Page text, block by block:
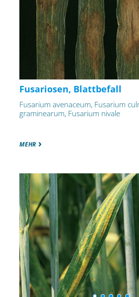
Fusariosen, Blattbefall
Fusarium avenaceum, Fusarium
graminearum, Fusarium nivale
MEHR